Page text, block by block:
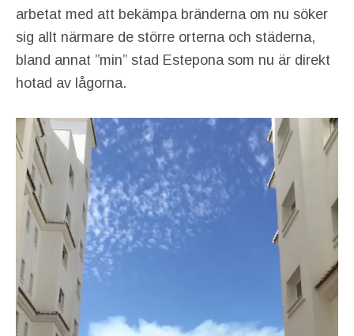
arbetat med att bekämpa bränderna om nu söker
sig allt närmare de större orterna och städerna,
bland annat ”min” stad Estepona som nu är direkt
hotad av lågorna.